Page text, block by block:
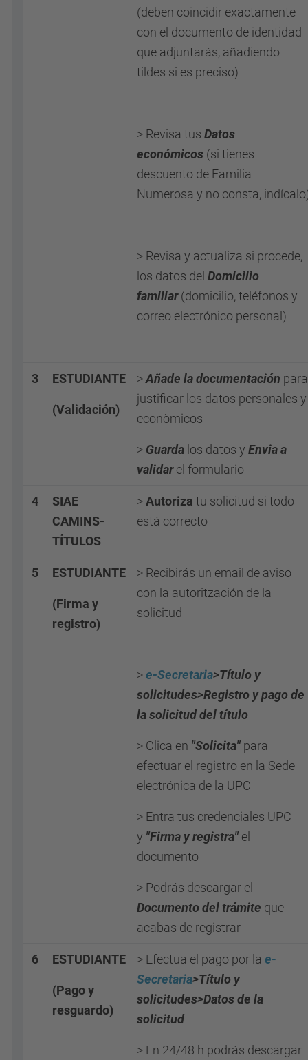
(deben coincidir exactamente
con el documento de identidad
que adjuntarás, añadiendo
tildes si es preciso)
> Revisa tus Datos
económicos (si tienes
descuento de Familia
Numerosa y no consta,
> Revisa y actualiza si procede,
los datos del Domicilio
familiar(domicilio, teléfonos y
correo electrónico personal)
3 ESTUDIANTE
(Validación)
> Añade la documentación para
justificar los datos personales y
econòmicos
> Guarda los datos y Envia a
validarel formulario
4
SIAE
CAMINS-
TÍTULOS
> Autoriza tu solicitud si todo
está correcto
5 ESTUDIANTE
(Firma y
registro)
> Recibirás un email de aviso
con la autoritzación de la
solicitud
> e-Secretaria>Título y
solicitudes>Registro y pago de
la solicitud del título
> Clica en "Solicita" para
efectuar el registro en la Sede
electrónica de la UPC
> Entra tus credenciales UPC
y "Firma y registra" el
documento
> Podrás descargar el
Documento del trámite que
acabas de registrar
6 ESTUDIANTE
(Pago y
resguardo)
> Efectua el pago por la e-
Secretaria>Título y
solicitudes>Datos de la
solicitud
> En 24/48 h podrás descargar